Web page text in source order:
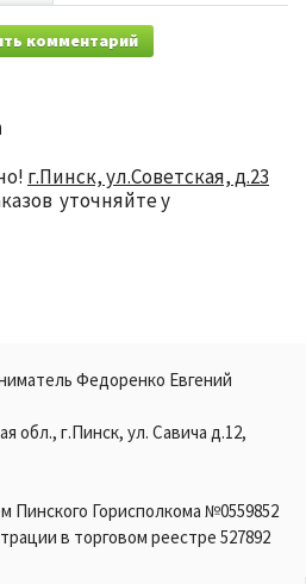
комментарий
г.Пинск, ул.Советская, д.23
уточняйте у
Федоренко Евгений
обл., г.Пинск, ул. Савича д.12,
Пинского Горисполкома №0559852
в торговом реестре 527892